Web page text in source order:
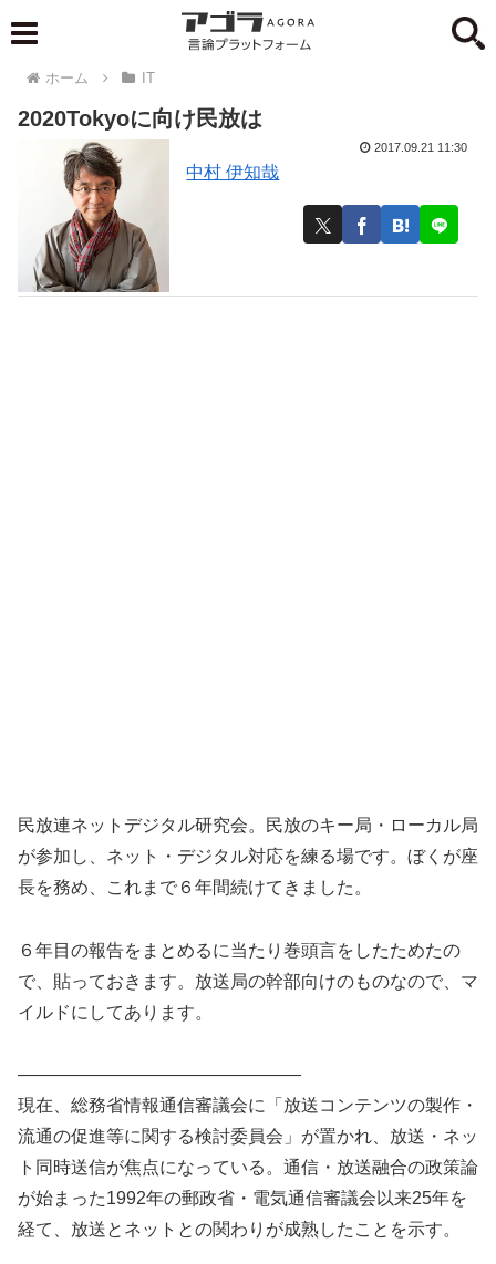
ホーム IT
2020Tokyoに向け民放は
中村 伊知哉
2017.09.21 11:30
民放連ネットデジタル研究会。民放のキー局・ローカル局
が参加し、ネット・デジタル対応を練る場です。ぼくが座
長を務め、これまで６年間続けてきました。
６年目の報告をまとめるに当たり巻頭言をしたためたの
で、貼っておきます。放送局の幹部向けのものなので、マ
イルドにしてあります。
――――――――――――――――
現在、総務省情報通信審議会に「放送コンテンツの製作・
流通の促進等に関する検討委員会」が置かれ、放送・ネッ
ト同時送信が焦点になっている。通信・放送融合の政策論
が始まった1992年の郵政省・電気通信審議会以来25年を
経て、放送とネットとの関わりが成熟したことを示す。